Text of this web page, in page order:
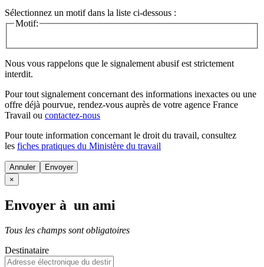
Sélectionnez un motif dans la liste ci-dessous :
Motif:
Nous vous rappelons que le signalement abusif est strictement
interdit.
Pour tout signalement concernant des informations inexactes ou une
offre déjà pourvue, rendez-vous auprès de votre agence France
Travail ou contactez-nous
Pour toute information concernant le droit du travail, consultez
les fiches pratiques du Ministère du travail
Annuler
×
Envoyer à un ami
Tous les champs sont obligatoires
Destinataire